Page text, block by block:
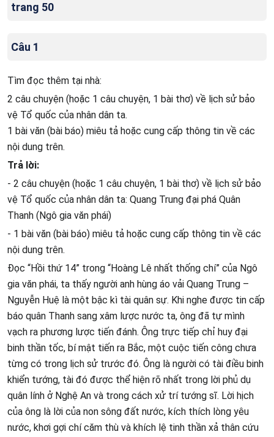
trang 50
Câu 1
Tìm đọc thêm tại nhà:
2 câu chuyện (hoặc 1 câu chuyện, 1 bài thơ) về lịch sử bảo
vệ Tổ quốc của nhân dân ta.
1 bài văn (bài báo) miêu tả hoặc cung cấp thông tin về các
nội dung trên.
Trả lời:
- 2 câu chuyện (hoặc 1 câu chuyện, 1 bài thơ) về lịch sử bảo
vệ Tổ quốc của nhân dân ta: Quang Trung đại phá Quân
Thanh (Ngô gia văn phái)
- 1 bài văn (bài báo) miêu tả hoặc cung cấp thông tin về các
nội dung trên.
Đọc “Hồi thứ 14” trong “Hoàng Lê nhất thống chí” của Ngô
gia văn phái, ta thấy người anh hùng áo vải Quang Trung –
Nguyễn Huệ là một bậc kì tài quân sự. Khi nghe được tin cấp
báo quân Thanh sang xâm lược nước ta, ông đã tự mình
vạch ra phương lược tiến đánh. Ông trực tiếp chỉ huy đại
binh thần tốc, bí mật tiến ra Bắc, một cuộc tiến công chưa
từng có trong lịch sử trước đó. Ông là người có tài điều binh
khiển tướng, tài đó được thể hiện rõ nhất trong lời phủ dụ
quân lính ở Nghệ An và trong cách xử trí tướng sĩ. Lời hịch
của ông là lời của non sông đất nước, kích thích lòng yêu
nước, khơi gợi chí căm thù và khích lệ tinh thần xả thân cứu